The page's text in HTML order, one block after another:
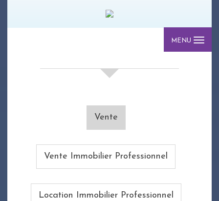
MENU
Vente
Vente Immobilier Professionnel
Location Immobilier Professionnel